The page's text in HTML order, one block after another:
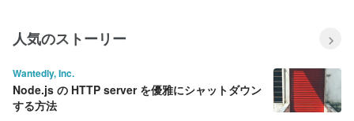
人気のストーリー
Wantedly, Inc.
Node.js の HTTP server を優雅にシャットダウン
する方法